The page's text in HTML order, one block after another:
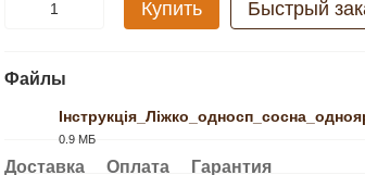
Купить Быстрый
Файлы
0.9 МБ
Доставка Оплата
Гарантия